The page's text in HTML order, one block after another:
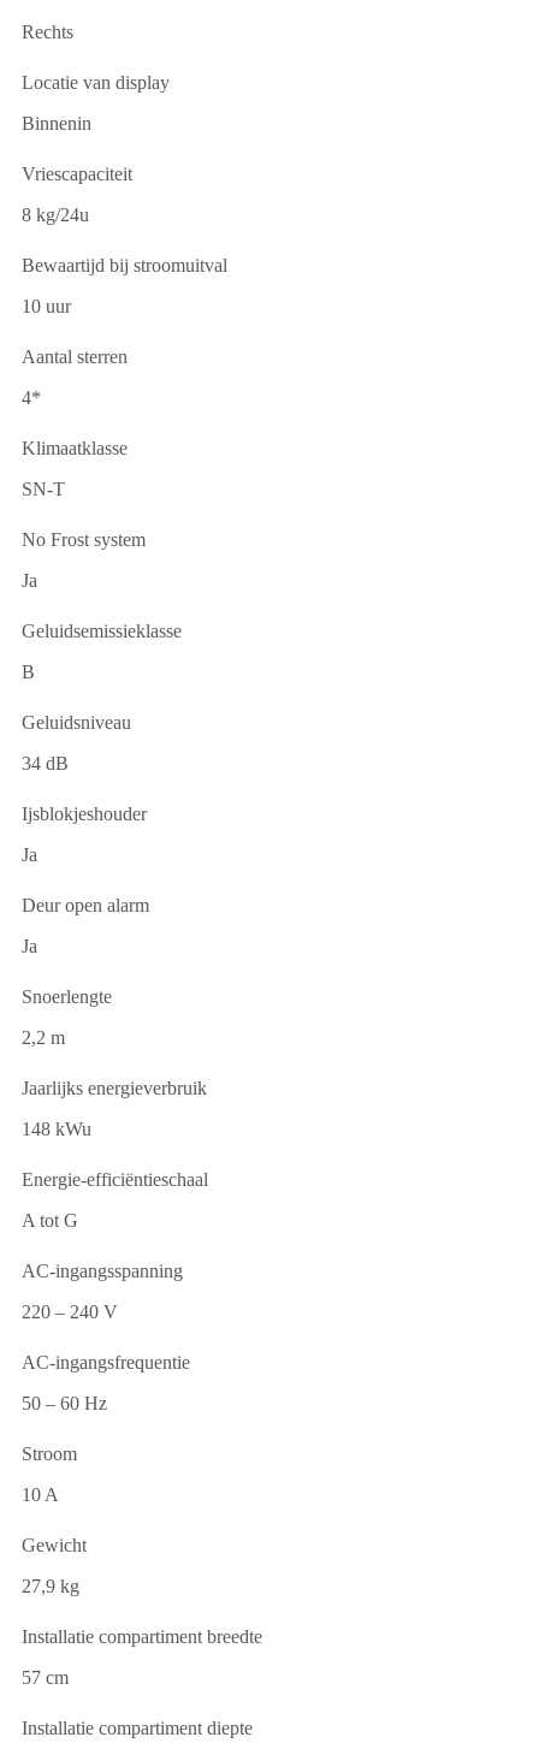
Rechts
Locatie van display
Binnenin
Vriescapaciteit
8 kg/24u
Bewaartijd bij stroomuitval
10 uur
Aantal sterren
4*
Klimaatklasse
SN-T
No Frost system
Ja
Geluidsemissieklasse
B
Geluidsniveau
34 dB
Ijsblokjeshouder
Ja
Deur open alarm
Ja
Snoerlengte
2,2 m
Jaarlijks energieverbruik
148 kWu
Energie-efficiëntieschaal
A tot G
AC-ingangsspanning
220 – 240 V
AC-ingangsfrequentie
50 – 60 Hz
Stroom
10 A
Gewicht
27,9 kg
Installatie compartiment breedte
57 cm
Installatie compartiment diepte